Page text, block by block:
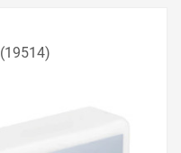
(19514)